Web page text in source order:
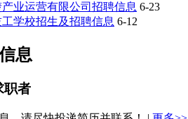
产业运营有限公司招聘信息 6-23
工学校招生及招聘信息 6-12
息
职者